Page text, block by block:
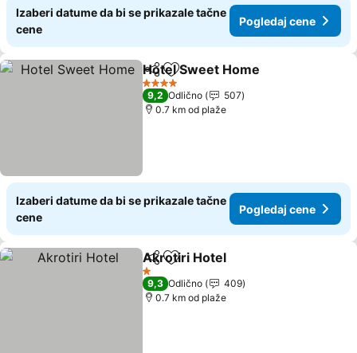
Izaberi datume da bi se prikazale tačne
cene
Pogledaj cene
Deli Dodati u favorite
Hotel Sweet Home
4 Zvezdice
9,2 Odlično
507
0.7 km od plaže
Izaberi datume da bi se prikazale tačne
cene
Pogledaj cene
Deli Dodati u favorite
Akrotiri Hotel
1 Zvezdice
9,3 Odlično
409
0.7 km od plaže